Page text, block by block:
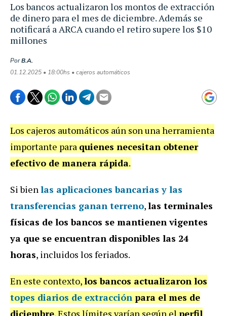
Los bancos actualizaron los montos de extracción
de dinero para el mes de diciembre. Además se
notificará a ARCA cuando el retiro supere los $10
millones
PorB.A.
01.12.2025 • 18:00hs • cajeros automáticos
Los cajeros automáticos aún son una herramienta
importante para quienes necesitan obtener
efectivo de manera rápida.
Si bienlas aplicaciones bancarias y las
transferencias ganan terreno,las terminales
físicas de los bancos se mantienen vigentes
ya que se encuentran disponibles las 24
horas, incluidos los feriados.
En este contexto,los bancos actualizaron los
topes diarios de extracción para el mes de